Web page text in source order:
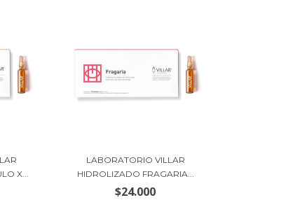
X...
LABORATORIO VILLAR
HIDROLIZADO FRAGARIA...
$24.000